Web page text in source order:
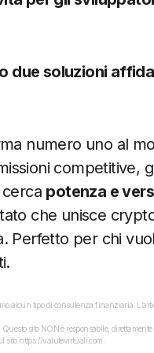
due soluzioni
numero uno al
competitive,
potenza e
che unisce
Perfetto per chi
alcun tipo di consulenza finanziaria.
sito NON è responsabile,
sito https://valutevirtuali.com.